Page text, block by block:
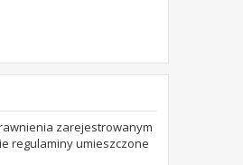
zarejestrowanym
regulaminy umieszczone